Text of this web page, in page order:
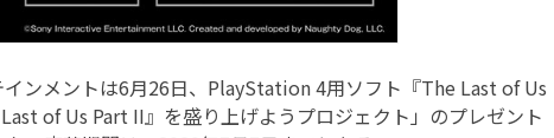
ンメントは6月26日、PlayStation 4用ソフト『The Last of Us
of Us Part II』を盛り上げようプロジェクト」のプレゼント